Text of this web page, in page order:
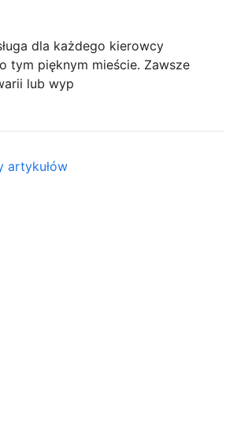
dla każdego kierowcy
tym pięknym mieście. Zawsze
lub wyp
artykułów